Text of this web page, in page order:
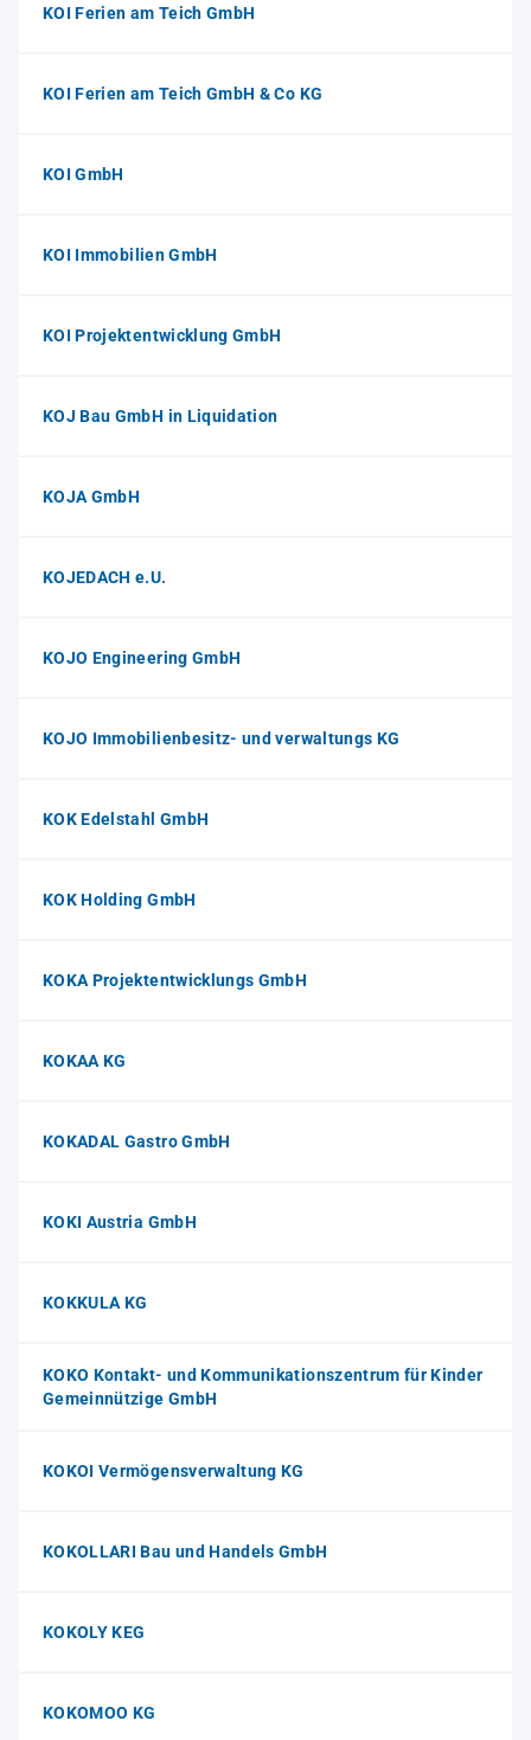
KOI Ferien am Teich GmbH
KOI Ferien am Teich GmbH & Co KG
KOI GmbH
KOI Immobilien GmbH
KOI Projektentwicklung GmbH
KOJ Bau GmbH in Liquidation
KOJA GmbH
KOJEDACH e.U.
KOJO Engineering GmbH
KOJO Immobilienbesitz- und verwaltungs KG
KOK Edelstahl GmbH
KOK Holding GmbH
KOKA Projektentwicklungs GmbH
KOKAA KG
KOKADAL Gastro GmbH
KOKI Austria GmbH
KOKKULA KG
KOKO Kontakt- und Kommunikationszentrum für Kinder
Gemeinnützige GmbH
KOKOI Vermögensverwaltung KG
KOKOLLARI Bau und Handels GmbH
KOKOLY KEG
KOKOMOO KG